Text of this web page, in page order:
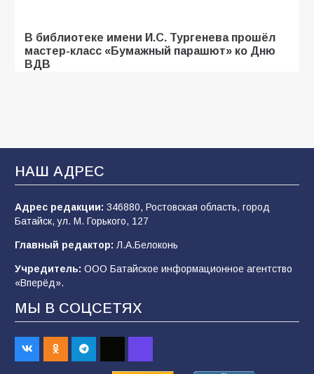
В библиотеке имени И.С. Тургенева прошёл
мастер-класс «Бумажный парашют» ко Дню
ВДВ
образовательного кластера
106 05.08.2026
«Мобилизация или набор?» Что на самом
деле происходит в армии России в августе
2026 года
101 03.08.2026
В Батайске продолжаются дорожные работы
98 04.08.2026
НАШ АДРЕС
Адрес редакции: 346880, Ростовская область, город
Батайск, ул. М. Горького, 127
Главный редактор: Л.А.Белоконь
Учредитель: ООО Батайское информационное агентство
«Вперёд».
МЫ В СОЦСЕТЯХ